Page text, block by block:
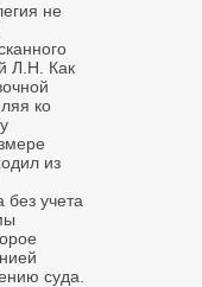
не
Л.Н. Как
ко
из
без учета
суда.